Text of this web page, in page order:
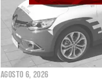
agosto 6, 2026